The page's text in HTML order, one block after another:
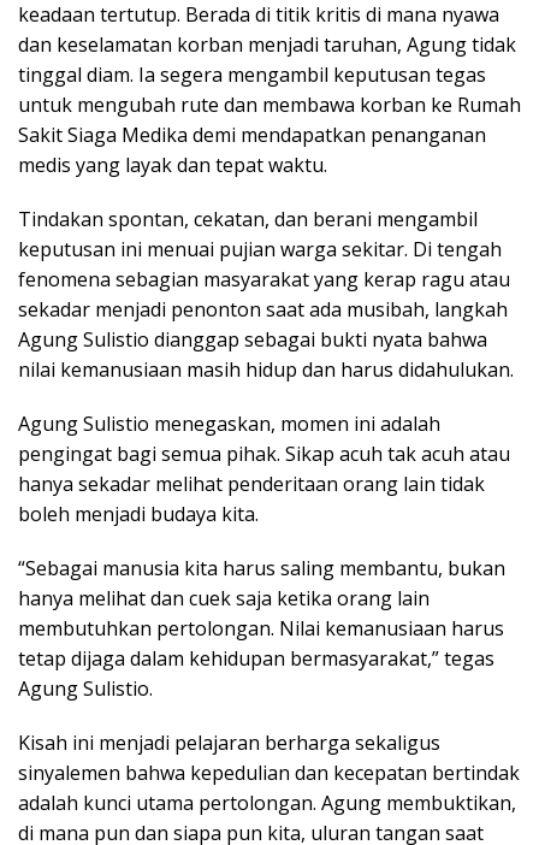
keadaan tertutup. Berada di titik kritis di mana nyawa
dan keselamatan korban menjadi taruhan, Agung tidak
tinggal diam. Ia segera mengambil keputusan tegas
untuk mengubah rute dan membawa korban ke Rumah
Sakit Siaga Medika demi mendapatkan penanganan
medis yang layak dan tepat waktu.
Tindakan spontan, cekatan, dan berani mengambil
keputusan ini menuai pujian warga sekitar. Di tengah
fenomena sebagian masyarakat yang kerap ragu atau
sekadar menjadi penonton saat ada musibah, langkah
Agung Sulistio dianggap sebagai bukti nyata bahwa
nilai kemanusiaan masih hidup dan harus didahulukan.
Agung Sulistio menegaskan, momen ini adalah
pengingat bagi semua pihak. Sikap acuh tak acuh atau
hanya sekadar melihat penderitaan orang lain tidak
boleh menjadi budaya kita.
“Sebagai manusia kita harus saling membantu, bukan
hanya melihat dan cuek saja ketika orang lain
membutuhkan pertolongan. Nilai kemanusiaan harus
tetap dijaga dalam kehidupan bermasyarakat,” tegas
Agung Sulistio.
Kisah ini menjadi pelajaran berharga sekaligus
sinyalemen bahwa kepedulian dan kecepatan bertindak
adalah kunci utama pertolongan. Agung membuktikan,
di mana pun dan siapa pun kita, uluran tangan saat